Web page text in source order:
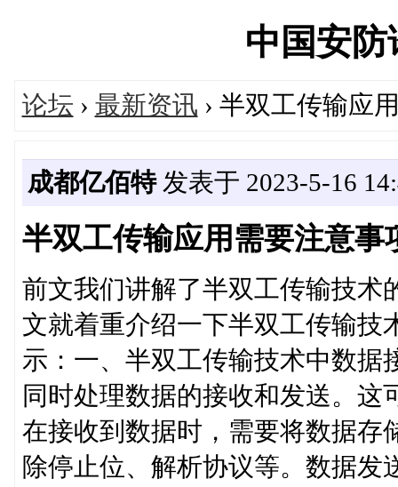
中国安
论坛 › 最新资讯 › 半双工传输应
成都亿佰特发表于 2023-5-16
半双工传输应用需要注意事
前文我们讲解了半双工传输技术
文就着重介绍一下半双工传输技
示：一、半双工传输技术中数据
同时处理数据的接收和发送。
在接收到数据时，需要将数据存
除停止位、解析协议等。数据发